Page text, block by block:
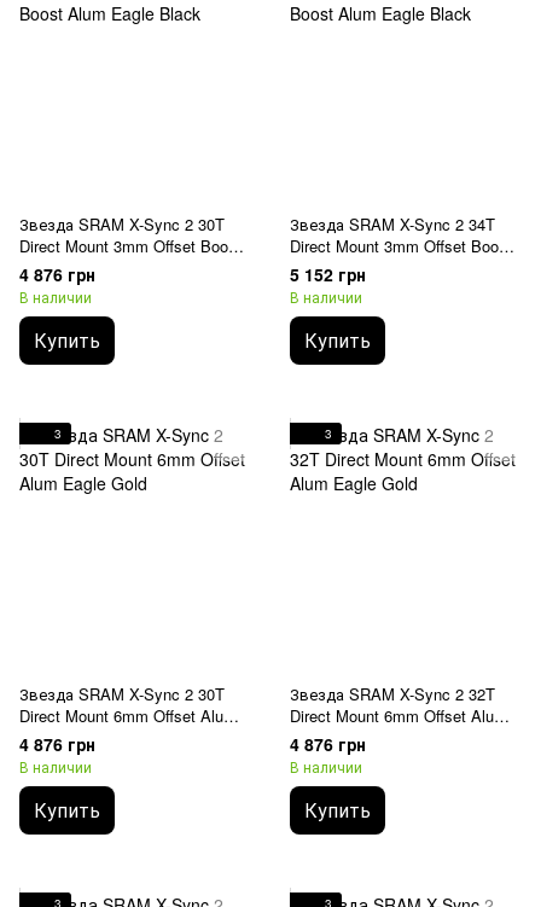
Звезда SRAM X-Sync 2 30T
Direct Mount 3mm Offset Boost
Alum Eagle Black
4 876 грн
В наличии
Купить
Звезда SRAM X-Sync 2 34T
Direct Mount 3mm Offset Boost
Alum Eagle Black
5 152 грн
В наличии
Купить
3
Звезда SRAM X-Sync 2 30T
Direct Mount 6mm Offset Alum
Eagle Gold
4 876 грн
В наличии
Купить
3
Звезда SRAM X-Sync 2 32T
Direct Mount 6mm Offset Alum
Eagle Gold
4 876 грн
В наличии
Купить
3 3